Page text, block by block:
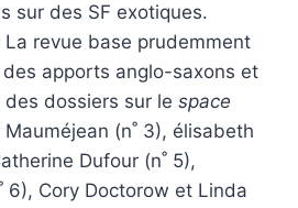
sur des SF exotiques.
La revue base prudemment
apports anglo-saxons et
des dossiers sur le space
Mauméjean (n˚ 3), élisabeth
Dufour (n˚ 5),
6), Cory Doctorow et Linda